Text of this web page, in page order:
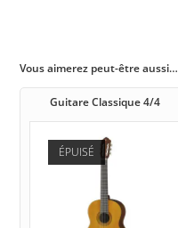
Vous aimerez peut-être aussi…
Guitare Classique 4/4
ÉPUISÉ